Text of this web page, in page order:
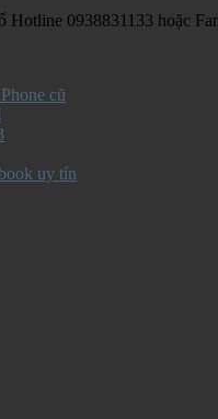
Hotline 0938831133 hoặc
cũ
uy tín